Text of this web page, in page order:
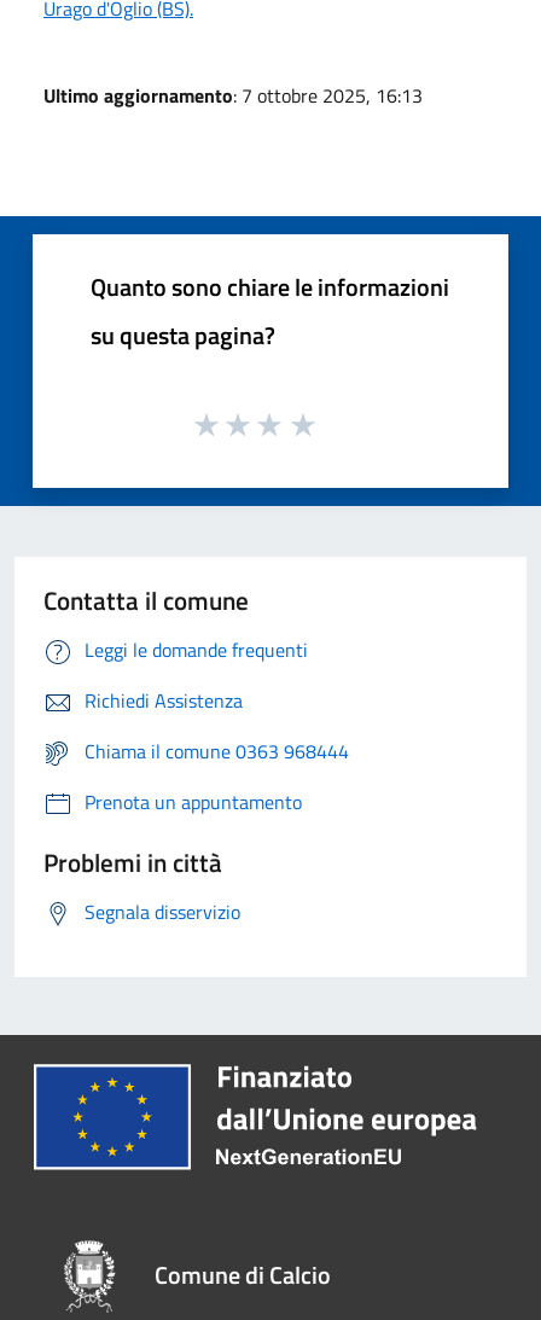
Urago d'Oglio (BS).
Ultimo aggiornamento: 7 ottobre 2025, 16:13
Quanto sono chiare le informazioni
su questa pagina?
Contatta il comune
Leggi le domande frequenti
Richiedi Assistenza
Chiama il comune 0363 968444
Prenota un appuntamento
Problemi in città
Segnala disservizio
Comune di Calcio